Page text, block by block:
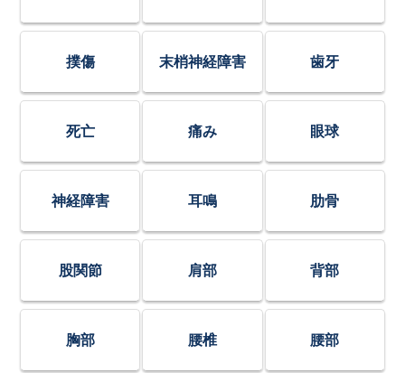
撲傷 末梢神経障害 歯牙
死亡 痛み 眼球
神経障害 耳鳴 肋骨
股関節 肩部 背部
胸部 腰椎 腰部